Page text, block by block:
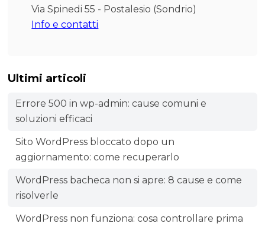
Via Spinedi 55 - Postalesio (Sondrio)
Info e contatti
Ultimi articoli
Errore 500 in wp-admin: cause comuni e
soluzioni efficaci
Sito WordPress bloccato dopo un
aggiornamento: come recuperarlo
WordPress bacheca non si apre: 8 cause e come
risolverle
WordPress non funziona: cosa controllare prima